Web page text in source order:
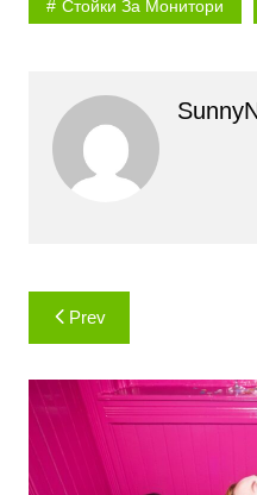
Стойки За Монитори
Навигация
Prev